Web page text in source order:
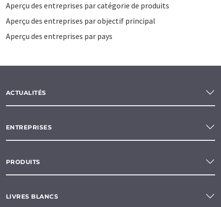
Aperçu des entreprises par catégorie de produits
Aperçu des entreprises par objectif principal
Aperçu des entreprises par pays
ACTUALITÉS
ENTREPRISES
PRODUITS
LIVRES BLANCS